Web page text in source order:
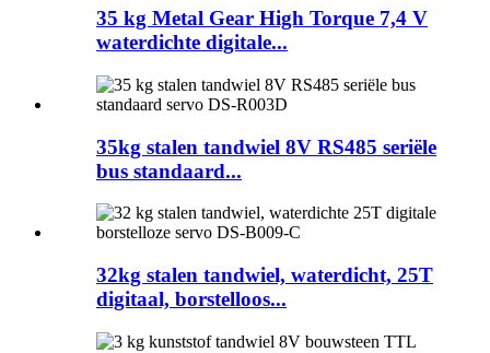
35 kg Metal Gear High Torque 7,4 V
waterdichte digitale...
35kg stalen tandwiel 8V RS485 seriële
bus standaard...
32kg stalen tandwiel, waterdicht, 25T
digitaal, borstelloos...